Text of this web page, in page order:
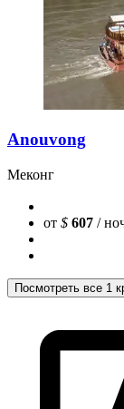
Anouvong
Меконг
от $ 607 /
Посмотреть все 1